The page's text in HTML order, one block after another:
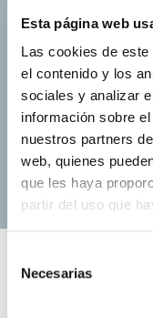
Esta página web
Las cookies de
el contenido y los
sociales y analizar
información sobre
nuestros partners
web, quienes
que les haya
partir del uso que
Necesarias
Condiciones de uso
Política de Cookies
Desarrollo